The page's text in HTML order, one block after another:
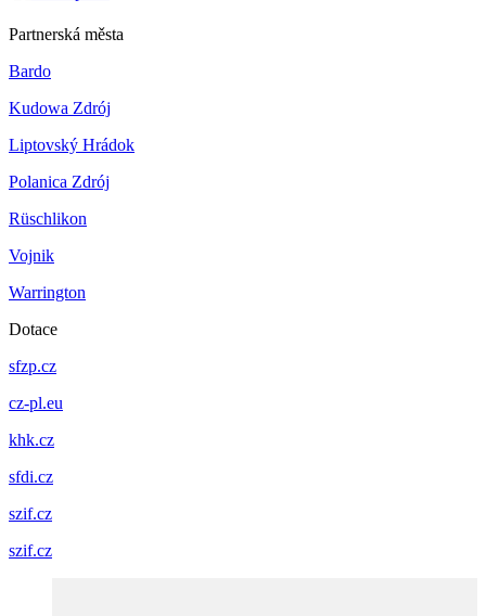
Partnerská města
Bardo
Kudowa Zdrój
Liptovský Hrádok
Polanica Zdrój
Rüschlikon
Vojnik
Warrington
Dotace
sfzp.cz
cz-pl.eu
khk.cz
sfdi.cz
szif.cz
szif.cz